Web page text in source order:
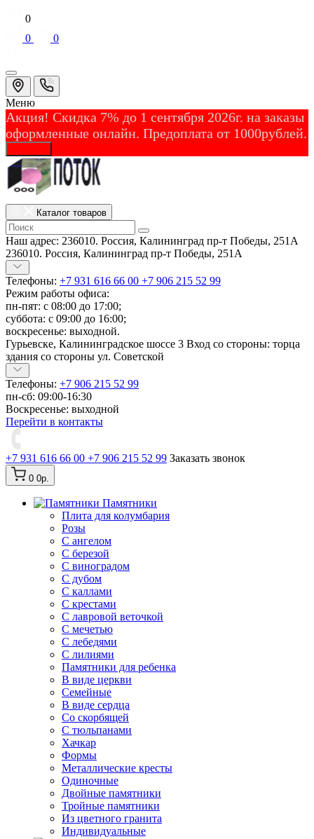
0
0
0
Меню
Акция! Скидка 7% до 1 сентября 2026г. на заказы
оформленные онлайн. Предоплата от 1000рублей.
Каталог товаров
Наш адрес: 236010. Россия, Калининград пр-т Победы, 251А
236010. Россия, Калининград пр-т Победы, 251А
Телефоны: +7 931 616 66 00 +7 906 215 52 99
Режим работы офиса:
пн-пят: с 08:00 до 17:00;
суббота: с 09:00 до 16:00;
воскресенье: выходной.
Гурьевске, Калининградское шоссе 3 Вход со стороны: торца
здания со стороны ул. Советской
Телефоны: +7 906 215 52 99
пн-сб: 09:00-16:30
Воскресенье: выходной
Перейти в контакты
+7 931 616 66 00 +7 906 215 52 99 Заказать звонок
0 0р.
Памятники
Плита для колумбария
Розы
C ангелом
C березой
С виноградом
С дубом
С каллами
С крестами
С лавровой веточкой
С мечетью
C лебедями
С лилиями
Памятники для ребенка
В виде церкви
Семейные
В виде сердца
Со скорбящей
С тюльпанами
Хачкар
Формы
Металлические кресты
Одиночные
Двойные памятники
Тройные памятники
Из цветного гранита
Индивидуальные